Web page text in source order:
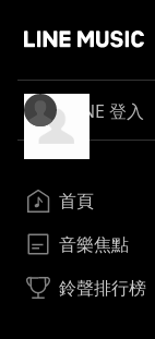
LINE 登入
首頁
音樂焦點
鈴聲排行榜